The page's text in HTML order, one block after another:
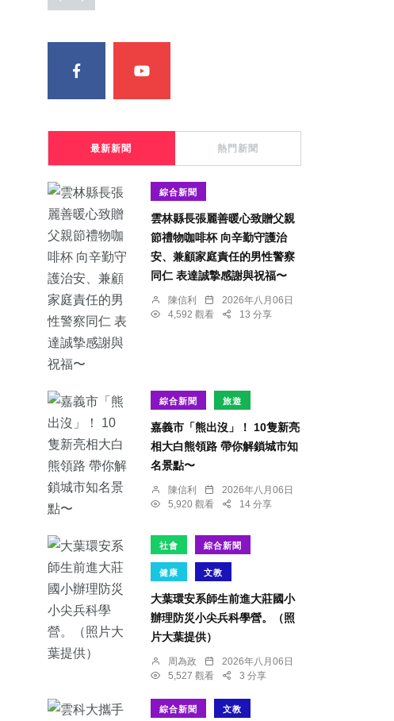
最新新聞 熱門新聞
綜合新聞
雲林縣長張麗善暖心致贈父親
節禮物咖啡杯 向辛勤守護治
安、兼顧家庭責任的男性警察
同仁 表達誠摯感謝與祝福〜
陳信利
2026年八月06日
4,592 觀看
13 分享
綜合新聞 旅遊
嘉義市「熊出沒」！ 10隻新亮
相大白熊領路 帶你解鎖城市知
名景點〜
陳信利
2026年八月06日
5,920 觀看
14 分享
社會 綜合新聞
健康 文教
大葉環安系師生前進大莊國小
辦理防災小尖兵科學營。（照
片大葉提供）
周為政
2026年八月06日
5,527 觀看
3 分享
綜合新聞 文教